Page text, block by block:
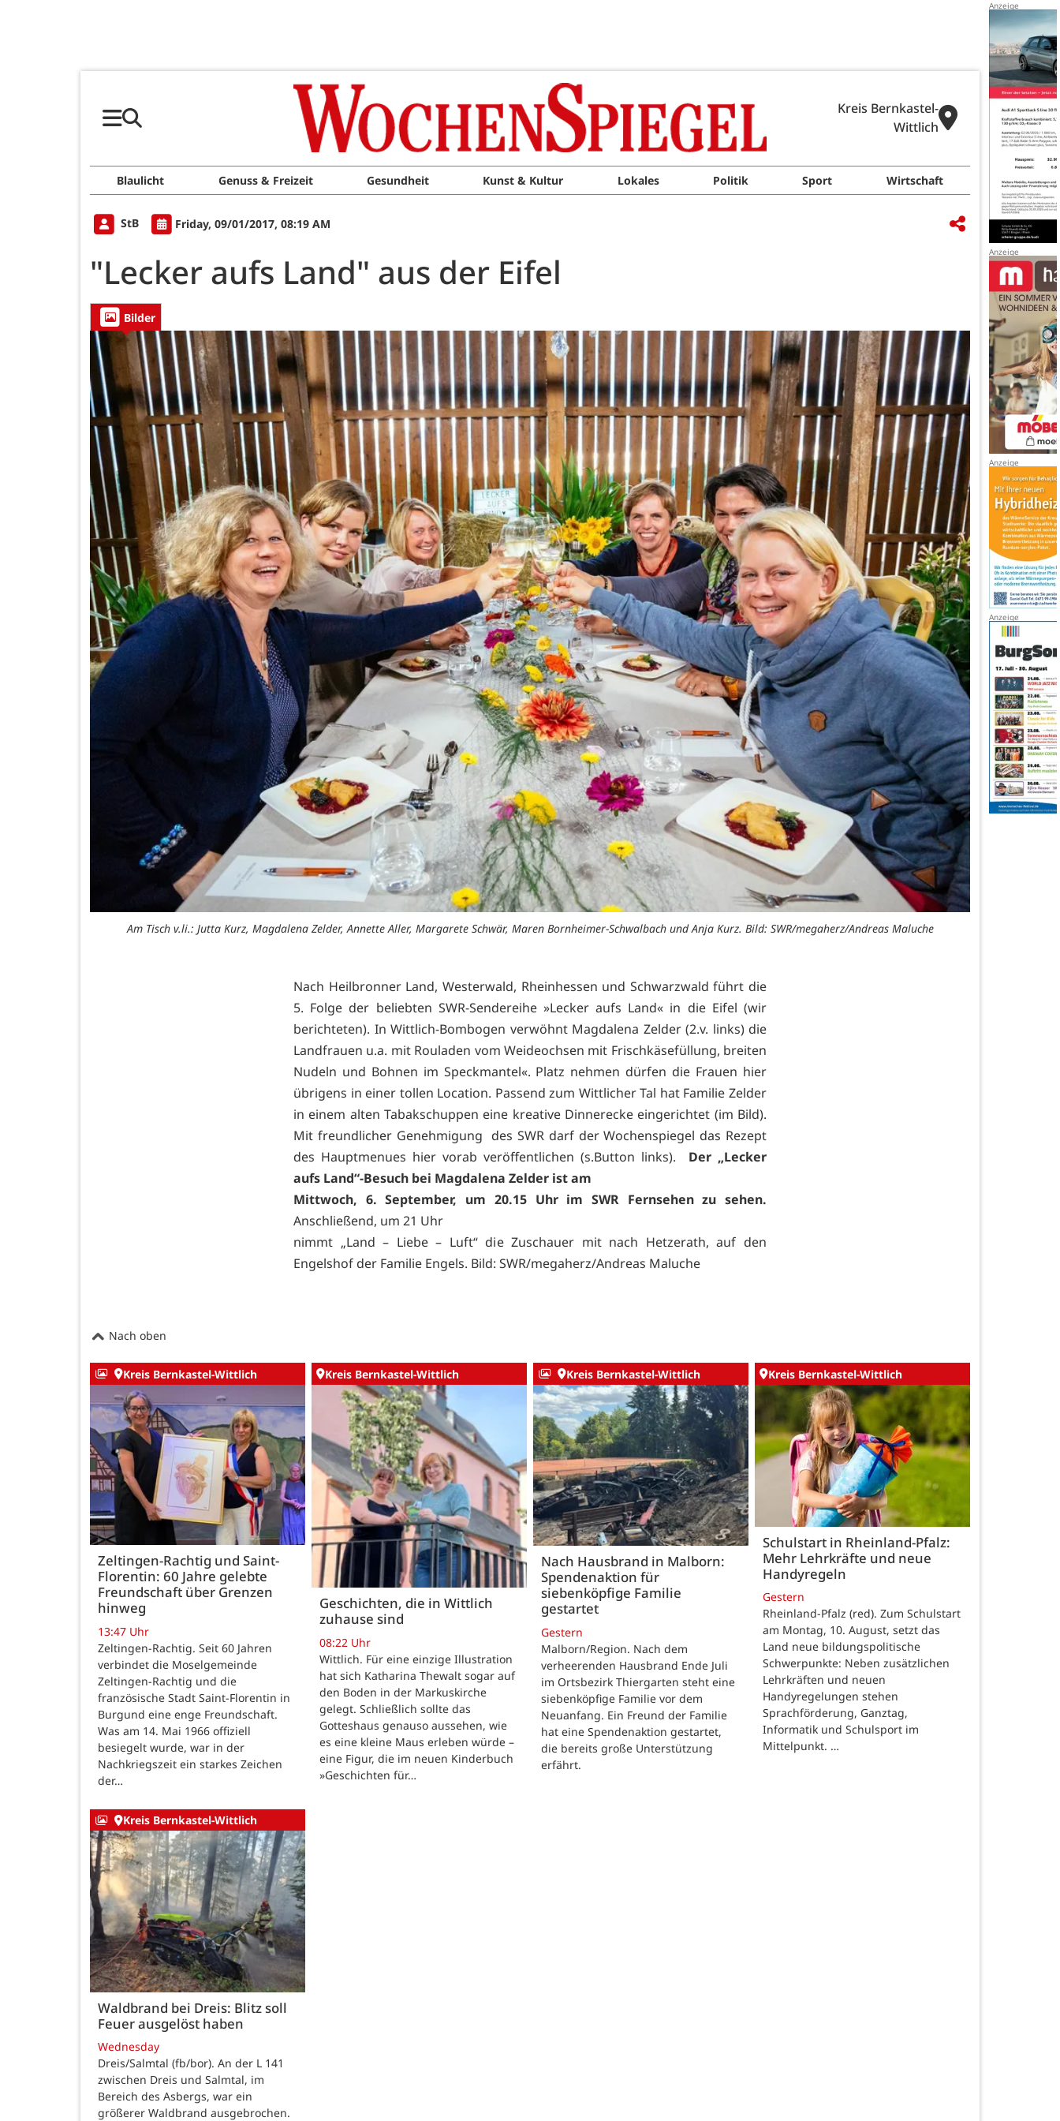
Kreis Bernkastel-
Wittlich
Blaulicht Genuss & Freizeit Gesundheit Kunst & Kultur Lokales Politik Sport Wirtschaft
StB Friday, 09/01/2017, 08:19 AM
"Lecker aufs Land" aus der Eifel
Bilder
Am Tisch v.li.: Jutta Kurz, Magdalena Zelder, Annette Aller, Margarete Schwär, Maren Bornheimer-Schwalbach und Anja Kurz. Bild: SWR/megaherz/Andreas Maluche
Nach Heilbronner Land, Westerwald, Rheinhessen und Schwarzwald führt die
5. Folge der beliebten SWR-Sendereihe »Lecker aufs Land« in die Eifel (wir
berichteten). In Wittlich-Bombogen verwöhnt Magdalena Zelder (2.v. links) die
Landfrauen u.a. mit Rouladen vom Weideochsen mit Frischkäsefüllung, breiten
Nudeln und Bohnen im Speckmantel«. Platz nehmen dürfen die Frauen hier
übrigens in einer tollen Location. Passend zum Wittlicher Tal hat Familie Zelder
in einem alten Tabakschuppen eine kreative Dinnerecke eingerichtet (im Bild).
Mit freundlicher Genehmigung des SWR darf der Wochenspiegel das Rezept
des Hauptmenues hier vorab veröffentlichen (s.Button links).
Der „Lecker
aufs Land“-Besuch bei Magdalena Zelder ist am
Mittwoch, 6. September, um 20.15 Uhr im SWR Fernsehen zu sehen.
Anschließend, um 21 Uhr
nimmt „Land – Liebe – Luft“ die Zuschauer mit nach Hetzerath, auf den
Engelshof der Familie Engels. Bild: SWR/megaherz/Andreas Maluche
Nach oben
Kreis Bernkastel-Wittlich
Zeltingen-Rachtig und Saint-
Florentin: 60 Jahre gelebte
Freundschaft über Grenzen
hinweg
13:47 Uhr
Zeltingen-Rachtig. Seit 60 Jahren
verbindet die Moselgemeinde
Zeltingen-Rachtig und die
französische Stadt Saint-Florentin in
Burgund eine enge Freundschaft.
Was am 14. Mai 1966 offiziell
besiegelt wurde, war in der
Nachkriegszeit ein starkes Zeichen
der…
Kreis Bernkastel-Wittlich
Geschichten, die in Wittlich
zuhause sind
08:22 Uhr
Wittlich. Für eine einzige Illustration
hat sich Katharina Thewalt sogar auf
den Boden in der Markuskirche
gelegt. Schließlich sollte das
Gotteshaus genauso aussehen, wie
es eine kleine Maus erleben würde –
eine Figur, die im neuen Kinderbuch
»Geschichten für…
Kreis Bernkastel-Wittlich
Nach Hausbrand in Malborn:
Spendenaktion für
siebenköpfige Familie
gestartet
Gestern
Malborn/Region. Nach dem
verheerenden Hausbrand Ende Juli
im Ortsbezirk Thiergarten steht eine
siebenköpfige Familie vor dem
Neuanfang. Ein Freund der Familie
hat eine Spendenaktion gestartet,
die bereits große Unterstützung
erfährt.
Kreis Bernkastel-Wittlich
Schulstart in Rheinland-Pfalz:
Mehr Lehrkräfte und neue
Handyregeln
Gestern
Rheinland-Pfalz (red). Zum Schulstart
am Montag, 10. August, setzt das
Land neue bildungspolitische
Schwerpunkte: Neben zusätzlichen
Lehrkräften und neuen
Handyregelungen stehen
Sprachförderung, Ganztag,
Informatik und Schulsport im
Mittelpunkt. …
Kreis Bernkastel-Wittlich
Waldbrand bei Dreis: Blitz soll
Feuer ausgelöst haben
Wednesday
Dreis/Salmtal (fb/bor). An der L 141
zwischen Dreis und Salmtal, im
Bereich des Asbergs, war ein
größerer Waldbrand ausgebrochen.